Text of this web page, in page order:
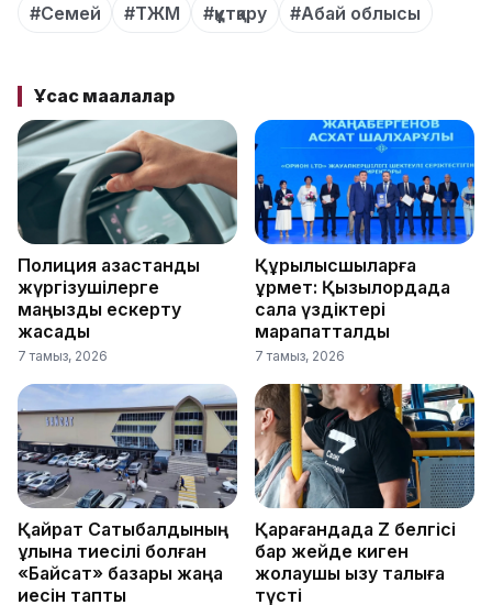
#Семей #ТЖМ #құтқару #Абай облысы
Ұқсас мақалалар
Полиция қазақстандық
жүргізушілерге
маңызды ескерту
жасады
7 тамыз, 2026
Құрылысшыларға
құрмет: Қызылордада
сала үздіктері
марапатталды
7 тамыз, 2026
Қайрат Сатыбалдының
ұлына тиесілі болған
«Байсат» базары жаңа
иесін тапты
Қарағандада Z белгісі
бар жейде киген
жолаушы қызу талқыға
түсті